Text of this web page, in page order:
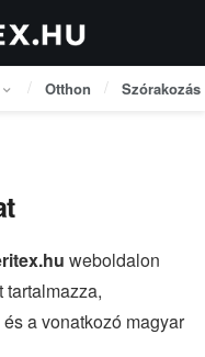
Otthon Szórakozás
weboldalon
a vonatkozó magyar